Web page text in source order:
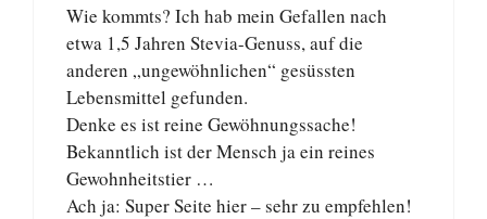
Wie kommts? Ich hab mein Gefallen nach
etwa 1,5 Jahren Stevia-Genuss, auf die
anderen „ungewöhnlichen“ gesüssten
Lebensmittel gefunden.
Denke es ist reine Gewöhnungssache!
Bekanntlich ist der Mensch ja ein reines
Gewohnheitstier …
Ach ja: Super Seite hier – sehr zu empfehlen!